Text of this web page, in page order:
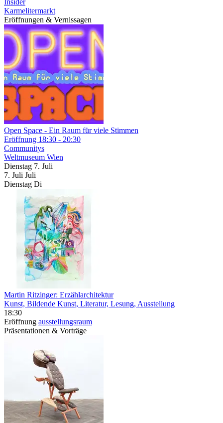
Karmelitermarkt
Eröffnungen & Vernissagen
Open Space - Ein Raum für viele Stimmen
Eröffnung 18:30 - 20:30
Communitys
Weltmuseum Wien
Dienstag 7. Juli
7. Juli Juli
Dienstag Di
Martin Ritzinger: Erzählarchitektur
Kunst, Bildende Kunst, Literatur, Lesung, Ausstellung
18:30
Eröffnung ausstellungsraum
Präsentationen & Vorträge